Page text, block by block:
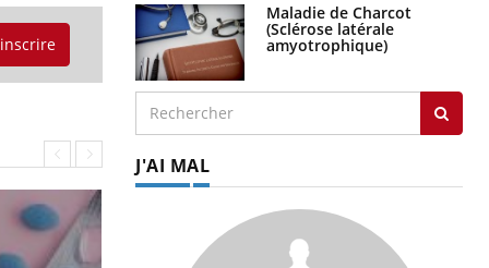
Maladie de Charcot
(Sclérose latérale
amyotrophique)
J'AI MAL